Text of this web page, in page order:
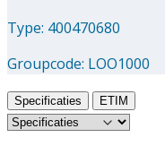
Type: 400470680
Groupcode: LOO1000
Specificaties ETIM